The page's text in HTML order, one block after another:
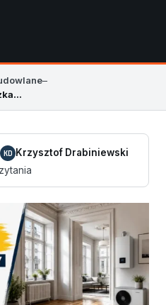
–
Najtańsze ogrzewanie mieszkania w kamienicy: poradnik
KD Krzysztof Drabiniewski